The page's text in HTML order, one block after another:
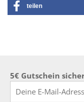
teilen
5€ Gutschein